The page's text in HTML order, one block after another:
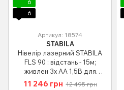
6
6
Артикул: 18574
STABILA
Нівелір лазерний STABILA
FLS 90 : відстань - 15м;
живлен 3х АА 1,5В для
підлогового покриття
11 246 грн 12 495 грн